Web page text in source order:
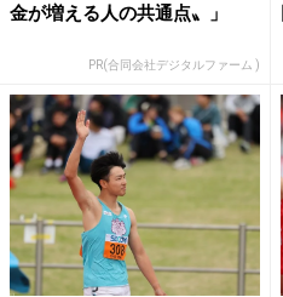
金が増える人の共通点〟」
PR(合同会社デジタルファーム )